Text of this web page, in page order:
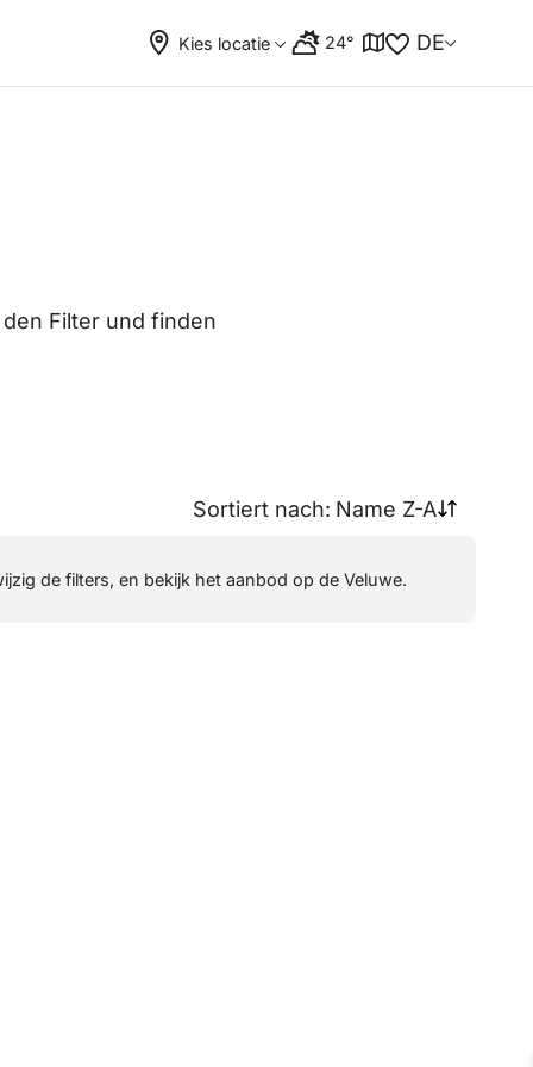
Kies locatie 24° DE
Filter und finden
Sortiert nach: Name Z-A
de filters, en bekijk het aanbod op de Veluwe.